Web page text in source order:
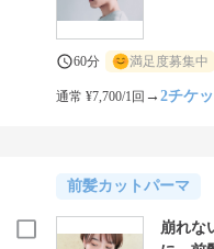
60分 満足度募集中
通常 ¥7,700/1回 →2チケ
前髪カットパーマ
崩れな